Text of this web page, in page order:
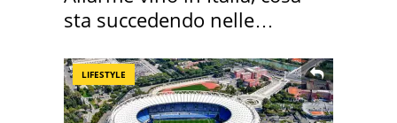
sta succedendo nelle
LIFESTYLE